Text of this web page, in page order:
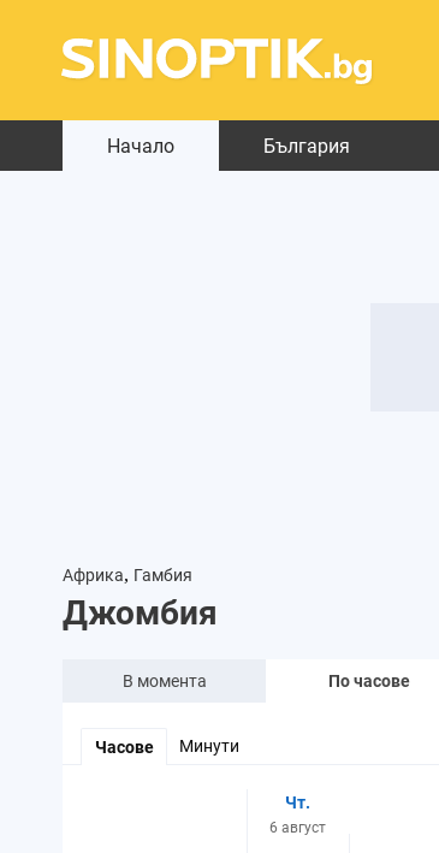
Начало България
Африка, Гамбия
Джомбия
В момента По часове
Часове Минути
Чт.
6 август